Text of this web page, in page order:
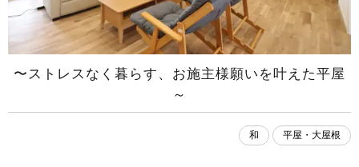
〜ストレスなく暮らす、お施主様願いを叶えた平屋
～
和 平屋・大屋根